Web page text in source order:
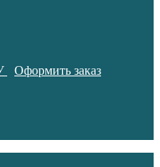
Оформить заказ